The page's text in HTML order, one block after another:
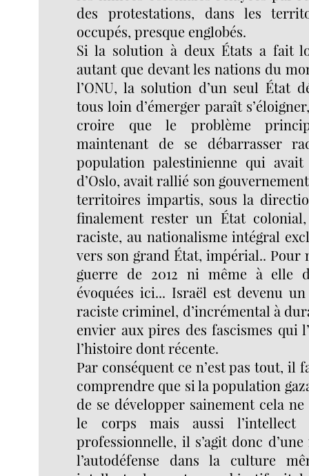
des protestations, dans les
occupés, presque englobés.
Si la solution à deux États a fait
autant que devant les nations du
l’ONU, la solution d’un seul État
tous loin d’émerger paraît
croire que le problème
maintenant de se débarrasser
population palestinienne qui
d’Oslo, avait rallié son
territoires impartis, sous la
finalement rester un État
raciste, au nationalisme intégral
vers son grand État, impérial.. Pour
guerre de 2012 ni même à elle
évoquées ici... Israël est devenu
raciste criminel, d’incrémental à
envier aux pires des fascismes qui
l’histoire dont récente.
Par conséquent ce n’est pas tout, il
comprendre que si la population
de se développer sainement cela
le corps mais aussi
professionnelle, il s’agit donc
l’autodéfense dans la culture